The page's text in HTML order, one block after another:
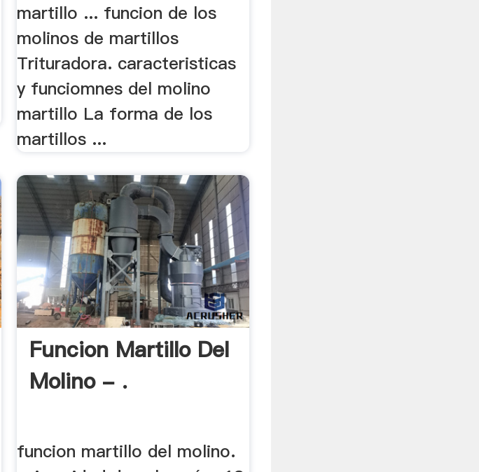
martillo ... funcion de los
molinos de martillos
Trituradora. caracteristicas
y funciomnes del molino
martillo La forma de los
martillos ...
Funcion Martillo Del
Molino - .
funcion martillo del molino.